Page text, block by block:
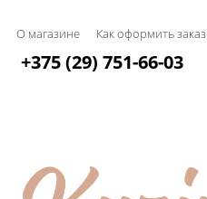
О магазине Как оформить заказ
+375 (29) 751-66-03